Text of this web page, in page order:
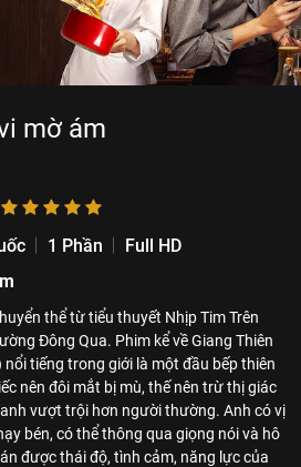
mờ ám
1 Phần
Full HD
thể từ tiểu thuyết Nhịp Tim Trên
Đông Qua. Phim kể về Giang Thiên
nổi tiếng trong giới là một đầu bếp thiên
nên đôi mắt bị mù, thế nên trừ thị giác
vượt trội hơn người thường. Anh có vị
bén, có thể thông qua giọng nói và hô
được thái độ, tình cảm, năng lực của